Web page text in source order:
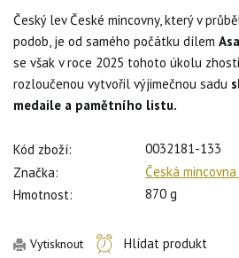
Český lev České mincovny, který v
podob, je od samého počátku dílem
se však v roce 2025 tohoto úkolu
rozloučenou vytvořil výjimečnou sadu
medaile a pamětního listu.
Kód zboží:
0032181-133
Značka:
Česká
Hmotnost:
870 g
Vytisknout Hlídat produkt